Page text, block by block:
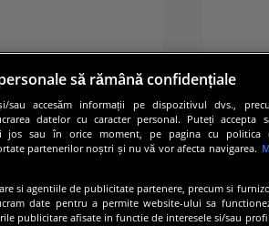
să rămână confidențiale
sau accesăm informații pe dispozitivul dvs.,
datelor cu caracter personal. Puteți accepta
jos sau în orice moment, pe pagina cu politica
partenerilor noștri și nu vă vor afecta navigarea.
si agentiile de publicitate partenere, precum si
date pentru a permite website-ului sa
publicitare afisate in functie de interesele si/sau